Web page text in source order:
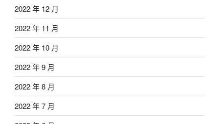
2022 年 12 月
2022 年 11 月
2022 年 10 月
2022 年 9 月
2022 年 8 月
2022 年 7 月